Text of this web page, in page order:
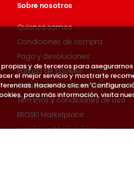
Sobre nosotros
Quienes somos
Condiciones de compra
Pago y devoluciones
Política de cookies
Política de Protección de Datos
Términos y condiciones de uso
EROSKI Marketplace
Vender en Marketplace
propias y de terceros para
el mejor servicio y mostrarte
Haciendo clic en
para más información, visita